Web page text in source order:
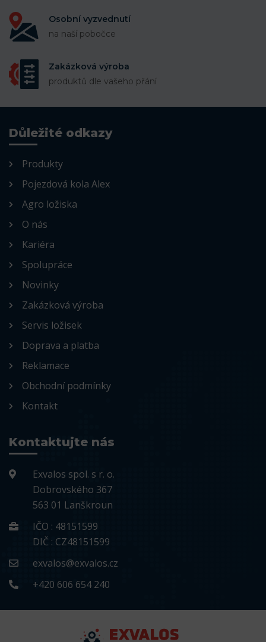
Osobní vyzvednutí
na naší pobočce
Zakázková výroba
produktů dle vašeho přání
Důležité odkazy
Produkty
Pojezdová kola Alex
Agro ložiska
O nás
Kariéra
Spolupráce
Novinky
Zakázková výroba
Servis ložisek
Doprava a platba
Reklamace
Obchodní podmínky
Kontakt
Kontaktujte nás
Exvalos spol. s r. o.
Dobrovského 367
563 01 Lanškroun
IČO : 48151599
DIČ : CZ48151599
exvalos@exvalos.cz
+420 606 654 240